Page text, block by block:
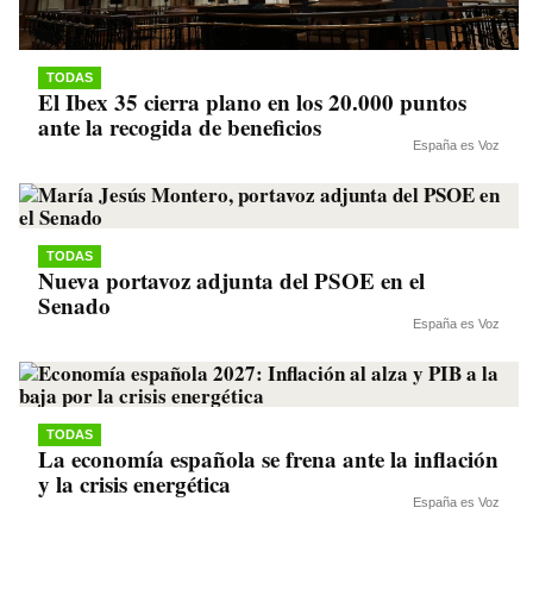
TODAS
El Ibex 35 cierra plano en los 20.000 puntos
ante la recogida de beneficios
España es Voz
TODAS
Nueva portavoz adjunta del PSOE en el
Senado
España es Voz
TODAS
La economía española se frena ante la inflación
y la crisis energética
España es Voz